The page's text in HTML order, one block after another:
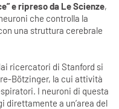
e ripreso da Le Scienze,
che controlla la
una struttura cerebrale
ricercatori di Stanford si
Bötzinger, la cui attività
I neuroni di questa
direttamente a un’area del